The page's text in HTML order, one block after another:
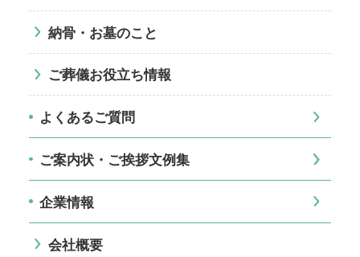
納骨・お墓のこと
ご葬儀お役立ち情報
よくあるご質問
ご案内状・ご挨拶文例集
企業情報
会社概要